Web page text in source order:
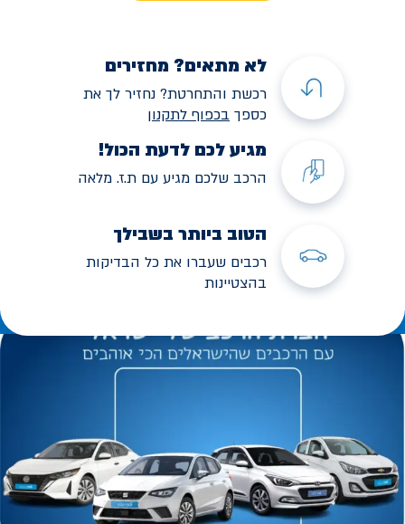
לא מתאים? מחזירים
רכשת והתחרטת? נחזיר לך את
כספך בכפוף לתקנון
מגיע לכם לדעת הכול!
הרכב שלכם מגיע עם ת.ז. מלאה
הטוב ביותר בשבילך
רכבים שעברו את כל הבדיקות
בהצטיינות